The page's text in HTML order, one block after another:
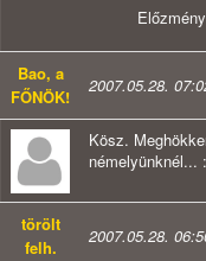
Bao, a
FŐNÖK!
2007.05.28.
Kösz.
némelyünknél...
törölt
felh.
2007.05.28.